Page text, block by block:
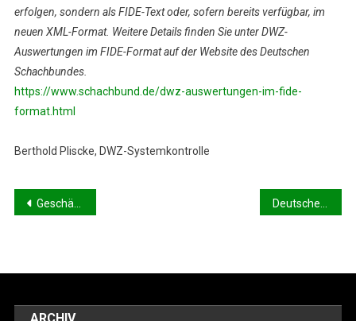
erfolgen, sondern als FIDE-Text oder, sofern bereits verfügbar, im
neuen XML-Format. Weitere Details finden Sie unter DWZ-
Auswertungen im FIDE-Format auf der Website des Deutschen
Schachbundes.
https://www.schachbund.de/dwz-auswertungen-im-fide-
format.html
Berthold Pliscke, DWZ-Systemkontrolle
Beitragsnavigation
Geschäftsstelle